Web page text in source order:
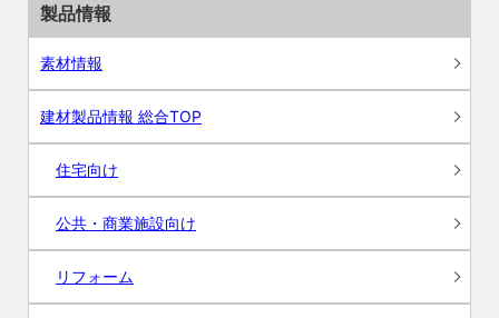
製品情報
素材情報
建材製品情報 総合TOP
住宅向け
公共・商業施設向け
リフォーム